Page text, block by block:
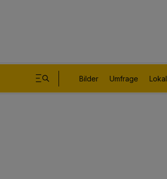
Bilder Umfrage